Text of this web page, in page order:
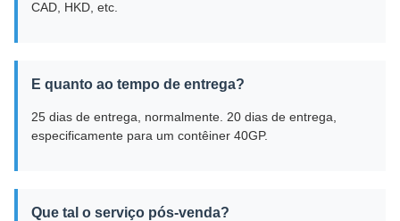
CAD, HKD, etc.
E quanto ao tempo de entrega?
25 dias de entrega, normalmente. 20 dias de entrega,
especificamente para um contêiner 40GP.
Que tal o serviço pós-venda?